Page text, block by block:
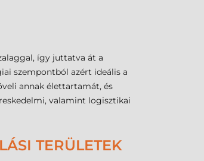
így juttatva át a
szempontból azért ideális a
annak élettartamát, és
valamint logisztikai
TERÜLETEK